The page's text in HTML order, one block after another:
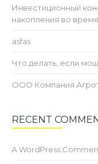
Инвестиционный
накопления во
asfas
Что делать, если
ООО Компания
RECENT
A WordPress